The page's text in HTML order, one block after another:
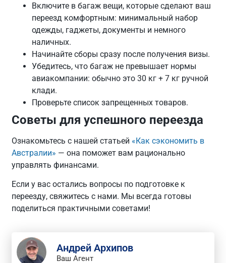
Андрей Архипов
Ваш Агент
Включите в багаж вещи, которые сделают ваш
переезд комфортным: минимальный набор
одежды, гаджеты, документы и немного
наличных.
Начинайте сборы сразу после получения визы.
Убедитесь, что багаж не превышает нормы
авиакомпании: обычно это 30 кг + 7 кг ручной
клади.
Проверьте список запрещенных товаров.
Советы для успешного переезда
Ознакомьтесь с нашей статьей «Как сэкономить в
Австралии» — она поможет вам рационально
управлять финансами.
Если у вас остались вопросы по подготовке к
переезду, свяжитесь с нами. Мы всегда готовы
поделиться практичными советами!